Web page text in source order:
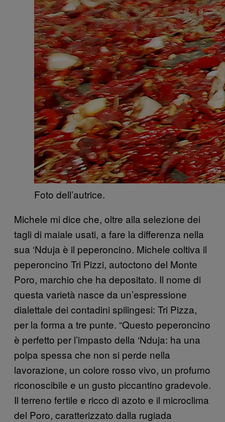
Foto dell’autrice.
Michele mi dice che, oltre alla selezione dei
tagli di maiale usati, a fare la differenza nella
sua ‘Nduja è il peperoncino. Michele coltiva il
peperoncino Tri Pizzi, autoctono del Monte
Poro, marchio che ha depositato. Il nome di
questa varietà nasce da un’espressione
dialettale dei contadini spilingesi: Tri Pizza,
per la forma a tre punte. “Questo peperoncino
è perfetto per l’impasto della ‘Nduja: ha una
polpa spessa che non si perde nella
lavorazione, un colore rosso vivo, un profumo
riconoscibile e un gusto piccantino gradevole.
Il terreno fertile e ricco di azoto e il microclima
del Poro, caratterizzato dalla rugiada